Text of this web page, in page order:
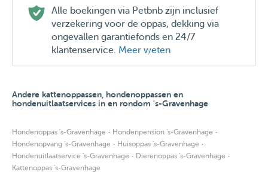
Alle boekingen via Petbnb zijn inclusief
verzekering voor de oppas, dekking via
ongevallen garantiefonds en 24/7
klantenservice. Meer weten
Andere kattenoppassen, hondenoppassen en
hondenuitlaatservices in en rondom 's-Gravenhage
Hondenoppas 's-Gravenhage · Hondenpension 's-Gravenhage ·
Hondenopvang 's-Gravenhage · Huisoppas 's-Gravenhage ·
Hondenuitlaatservice 's-Gravenhage · Dierenoppas 's-Gravenhage ·
Kattenoppas 's-Gravenhage